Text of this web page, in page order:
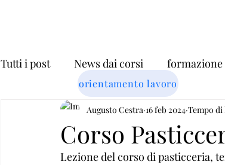
Tutti i post News dai corsi formazione
Informazioni utili per il lavoro
Corso
Augusto Cestra 16 feb 2024 Tempo di
Lezione del corso di pasticceria,
orientamento lavoro